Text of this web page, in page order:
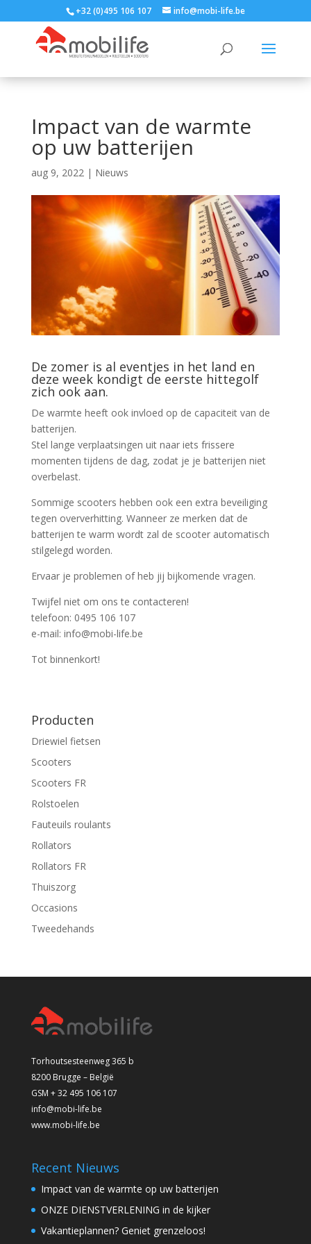
+32 (0)495 106 107 info@mobi-life.be
Impact van de warmte
op uw batterijen
aug 9, 2022| Nieuws
De zomer is al eventjes in het land en
deze week kondigt de eerste hittegolf
zich ook aan.
De warmte heeft ook invloed op de capaciteit van de
batterijen.
Stel lange verplaatsingen uit naar iets frissere
momenten tijdens de dag, zodat je je batterijen niet
overbelast.
Sommige scooters hebben ook een extra beveiliging
tegen oververhitting. Wanneer ze merken dat de
batterijen te warm wordt zal de scooter automatisch
stilgelegd worden.
Ervaar je problemen of heb jij bijkomende vragen.
Twijfel niet om ons te contacteren!
telefoon: 0495 106 107
e-mail: info@mobi-life.be
Tot binnenkort!
Producten
Driewiel fietsen
Scooters
Scooters FR
Rolstoelen
Fauteuils roulants
Rollators
Rollators FR
Thuiszorg
Occasions
Tweedehands
Torhoutsesteenweg 365 b
8200 Brugge – België
GSM + 32 495 106 107
info@mobi-life.be
www.mobi-life.be
Recent Nieuws
Impact van de warmte op uw batterijen
ONZE DIENSTVERLENING in de kijker
Vakantieplannen? Geniet grenzeloos!